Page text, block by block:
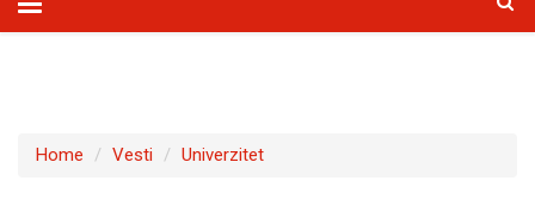
Home Vesti Univerzitet